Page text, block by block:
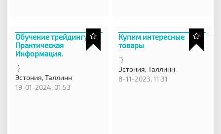
Обучение трейдингу.
Практическая
Информация.
"}
Эстония,Таллинн
19-01-2024, 01:53
Купим интересные
товары
"}
Эстония,Таллинн
8-11-2023, 11:31